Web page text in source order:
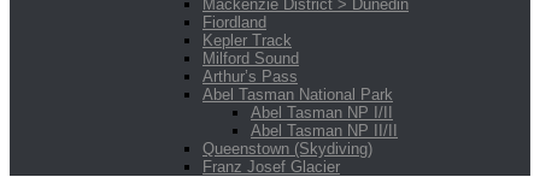
Mackenzie District > Dunedin
Fiordland
Kepler Track
Milford Sound
Arthur’s Pass
Abel Tasman National Park
Abel Tasman NP I/II
Abel Tasman NP II/II
Queenstown (Skydiving)
Franz Josef Glacier